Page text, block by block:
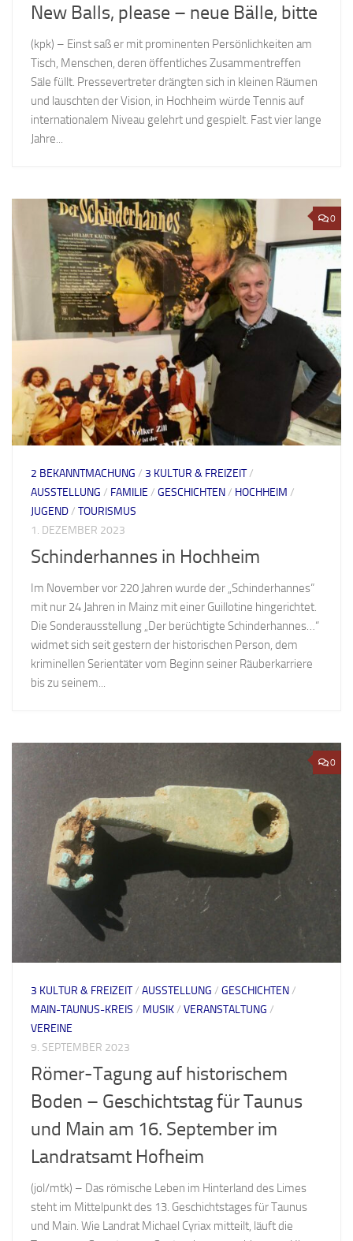
New Balls, please – neue Bälle, bitte
(kpk) – Einst saß er mit prominenten Persönlichkeiten am
Tisch, Menschen, deren öffentliches Zusammentreffen
Säle füllt. Pressevertreter drängten sich in kleinen Räumen
und lauschten der Vision, in Hochheim würde Tennis auf
internationalem Niveau gelehrt und gespielt. Fast vier lange
Jahre...
0
2 BEKANNTMACHUNG / 3 KULTUR & FREIZEIT/
AUSSTELLUNG / FAMILIE / GESCHICHTEN/ HOCHHEIM /
JUGEND/ TOURISMUS
1. DEZEMBER 2023
Schinderhannes in Hochheim
Im November vor 220 Jahren wurde der „Schinderhannes“
mit nur 24 Jahren in Mainz mit einer Guillotine hingerichtet.
Die Sonderausstellung „Der berüchtigte Schinderhannes…“
widmet sich seit gestern der historischen Person, dem
kriminellen Serientäter vom Beginn seiner Räuberkarriere
bis zu seinem...
0
3 KULTUR & FREIZEIT/ AUSSTELLUNG / GESCHICHTEN/
MAIN-TAUNUS-KREIS / MUSIK/ VERANSTALTUNG /
VEREINE
9. SEPTEMBER 2023
Römer-Tagung auf historischem
Boden – Geschichtstag für Taunus
und Main am 16. September im
Landratsamt Hofheim
(jol/mtk) – Das römische Leben im Hinterland des Limes
steht im Mittelpunkt des 13. Geschichtstages für Taunus
und Main. Wie Landrat Michael Cyriax mitteilt, läuft die